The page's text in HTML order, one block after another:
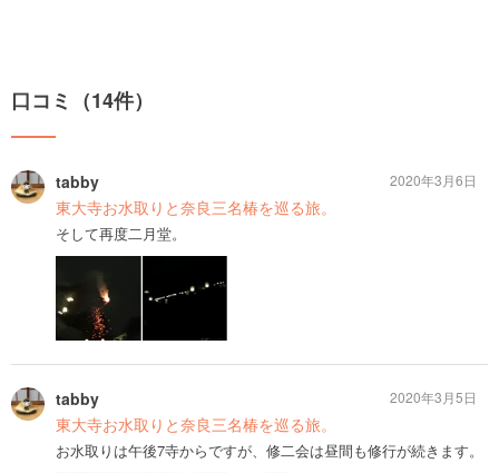
口コミ（14件）
tabby
東大寺お水取りと奈良三名椿を巡る旅。
そして再度二月堂。
2020年3月6日
tabby
東大寺お水取りと奈良三名椿を巡る旅。
お水取りは午後7寺からですが、修二会は昼間も修行が続きます。
2020年3月5日